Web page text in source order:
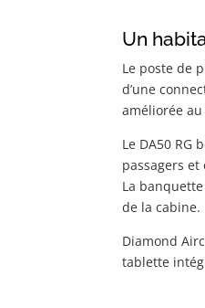
Un
Le poste de
d’une
améliorée
Le DA50 RG
passagers
La
de la cabine.
Diamond
tablette